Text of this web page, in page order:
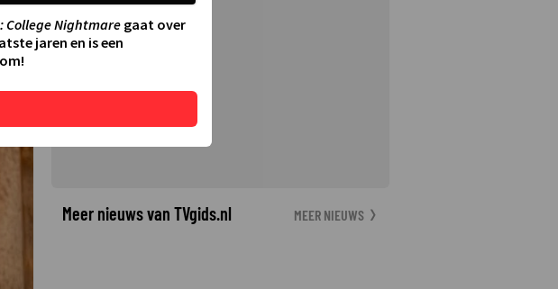
©
Meer nieuws van TVgids.nl MEER NIEUWS
College Nightmaregaat over
jaren en is een